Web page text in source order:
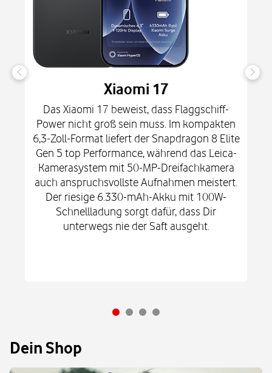
Xiaomi 17
Das Xiaomi 17 beweist, dass Flaggschiff-
Power nicht groß sein muss. Im kompakten
6,3-Zoll-Format liefert der Snapdragon 8 Elite
Gen 5 top Performance, während das Leica-
Kamerasystem mit 50-MP-Dreifachkamera
auch anspruchsvollste Aufnahmen meistert.
Der riesige 6.330-mAh-Akku mit 100W-
Schnellladung sorgt dafür, dass Dir
unterwegs nie der Saft ausgeht.
Dein Shop